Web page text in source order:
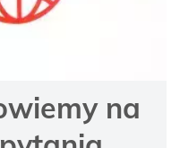
na